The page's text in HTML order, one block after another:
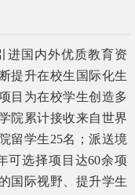
国内外优质教育资
提升在校生国际化生
目为在校学生创造多
院累计接收来自世界
留学生25名；派送境
可选择项目达60余项
国际视野、提升学生